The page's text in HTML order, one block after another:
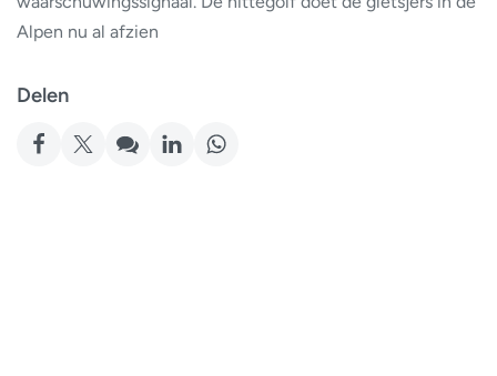
Alpen nu al afzien
Delen